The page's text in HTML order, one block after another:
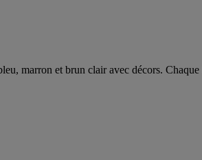
marron et brun clair avec décors.